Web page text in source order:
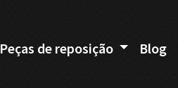
Peças de reposição Blog